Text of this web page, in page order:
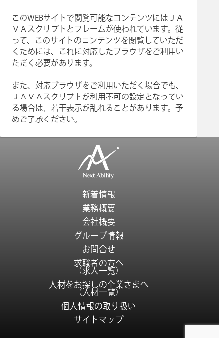
このWEBサイトで閲覧可能なコンテンツにはＪＡ
ＶＡスクリプトとフレームが使われています。従
って、このサイトのコンテンツを閲覧していただ
くためには、これに対応したブラウザをご利用い
ただく必要があります。
また、対応ブラウザをご利用いただく場合でも、
ＪＡＶＡスクリプトが利用不可の設定となってい
る場合は、若干表示が乱れることがあります。予
めご了承ください。
新着情報
業務概要
会社概要
グループ情報
お問合せ
求職者の方へ
（求人一覧）
人材をお探しの企業さまへ
（人材一覧）
個人情報の取り扱い
サイトマップ